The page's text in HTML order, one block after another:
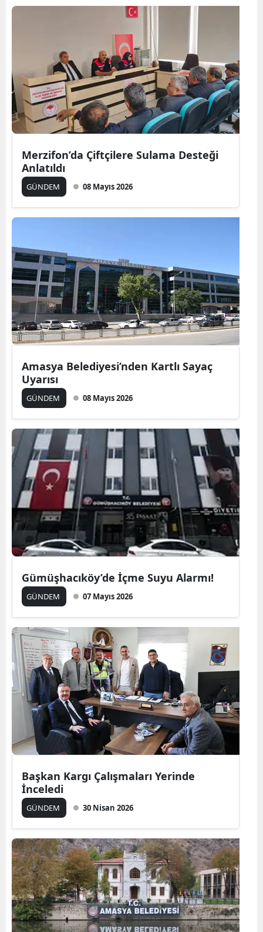
Merzifon’da Çiftçilere Sulama Desteği
Anlatıldı
GÜNDEM 08 Mayıs 2026
Amasya Belediyesi’nden Kartlı Sayaç
Uyarısı
GÜNDEM 08 Mayıs 2026
Gümüşhacıköy’de İçme Suyu Alarmı!
GÜNDEM 07 Mayıs 2026
Başkan Kargı Çalışmaları Yerinde
İnceledi
GÜNDEM 30 Nisan 2026